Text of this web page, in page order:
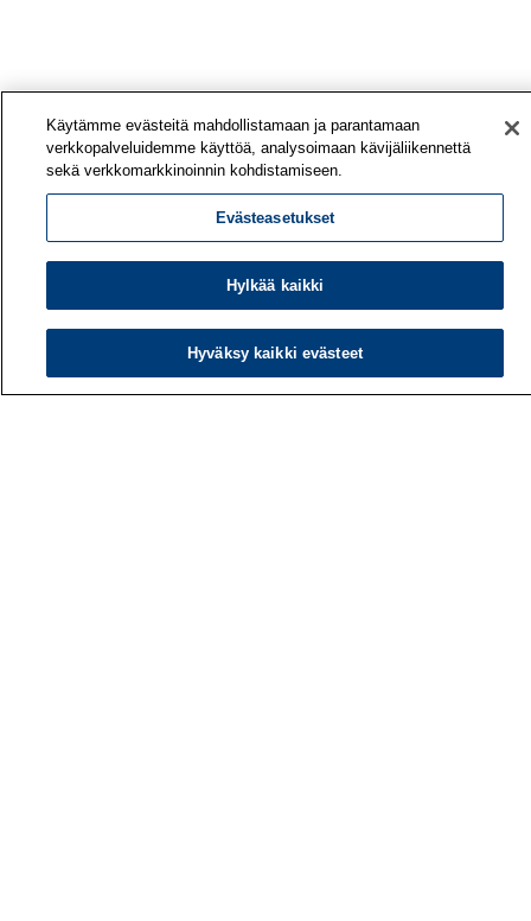
Käytämme evästeitä mahdollistamaan ja parantamaan
verkkopalveluidemme käyttöä, analysoimaan kävijäliikennettä
sekä verkkomarkkinoinnin kohdistamiseen.
Evästeasetukset
Hylkää kaikki
Hyväksy kaikki evästeet